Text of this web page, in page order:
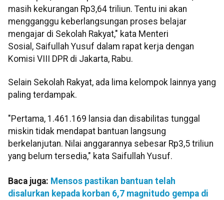
masih kekurangan Rp3,64 triliun. Tentu ini akan
mengganggu keberlangsungan proses belajar
mengajar di Sekolah Rakyat," kata Menteri
Sosial, Saifullah Yusuf dalam rapat kerja dengan
Komisi VIII DPR di Jakarta, Rabu.
Selain Sekolah Rakyat, ada lima kelompok lainnya yang
paling terdampak.
"Pertama, 1.461.169 lansia dan disabilitas tunggal
miskin tidak mendapat bantuan langsung
berkelanjutan. Nilai anggarannya sebesar Rp3,5 triliun
yang belum tersedia," kata Saifullah Yusuf.
Baca juga: Mensos pastikan bantuan telah
disalurkan kepada korban 6,7 magnitudo gempa di